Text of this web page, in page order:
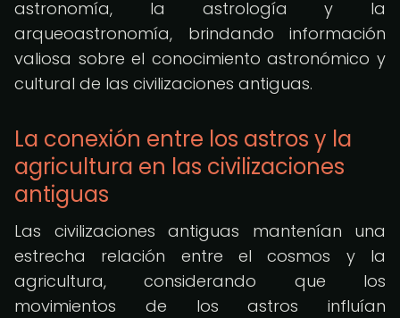
astronomía, la astrología y la
arqueoastronomía, brindando información
valiosa sobre el conocimiento astronómico y
cultural de las civilizaciones antiguas.
La conexión entre los astros y la
agricultura en las civilizaciones
antiguas
Las civilizaciones antiguas mantenían una
estrecha relación entre el cosmos y la
agricultura, considerando que los
movimientos de los astros influían